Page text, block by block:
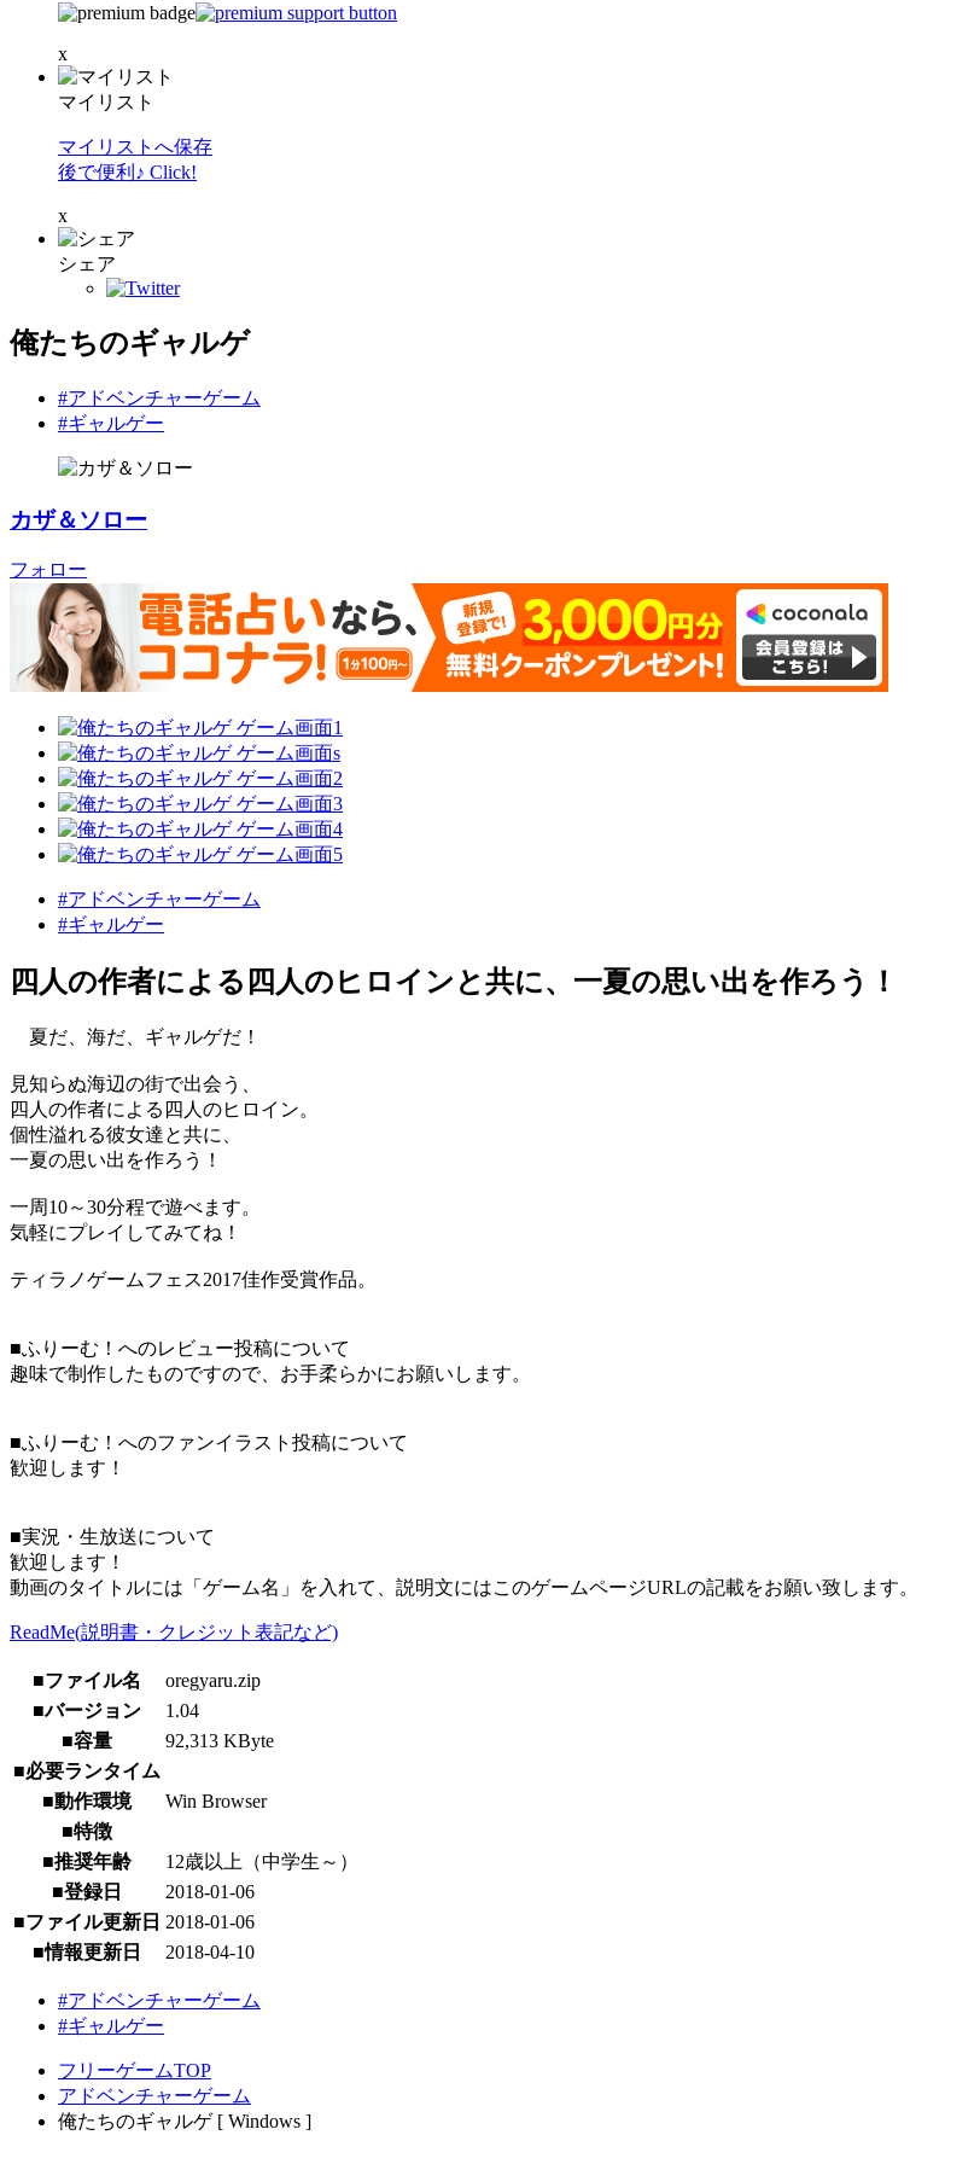
x
マイリスト
マイリストへ保存
後で便利♪ Click!
x
シェア
俺たちのギャルゲ
#アドベンチャーゲーム
#ギャルゲー
カザ＆ソロー
フォロー
#アドベンチャーゲーム
#ギャルゲー
四人の作者による四人のヒロインと共に、一夏の思い出を作ろう！
夏だ、海だ、ギャルゲだ！
見知らぬ海辺の街で出会う、
四人の作者による四人のヒロイン。
個性溢れる彼女達と共に、
一夏の思い出を作ろう！
一周10～30分程で遊べます。
気軽にプレイしてみてね！
ティラノゲームフェス2017佳作受賞作品。
■ふりーむ！へのレビュー投稿について
趣味で制作したものですので、お手柔らかにお願いします。
■ふりーむ！へのファンイラスト投稿について
歓迎します！
■実況・生放送について
歓迎します！
動画のタイトルには「ゲーム名」を入れて、説明文にはこのゲームページURLの記載をお願い致します。
ReadMe(説明書・クレジット表記など)
■ファイル名
oregyaru.zip
■バージョン
1.04
■容量
92,313 KByte
■必要ランタイム
■動作環境
Win Browser
■特徴
■推奨年齢
12歳以上（中学生～）
■登録日
2018-01-06
■ファイル更新日 2018-01-06
■情報更新日
2018-04-10
#アドベンチャーゲーム
#ギャルゲー
フリーゲームTOP
アドベンチャーゲーム
俺たちのギャルゲ [ Windows ]